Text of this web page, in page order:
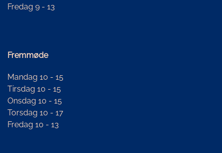
Fredag 9 - 13
Fremmøde
Mandag 10 - 15
Tirsdag 10 - 15
Onsdag 10 - 15
Torsdag 10 - 17
Fredag 10 - 13